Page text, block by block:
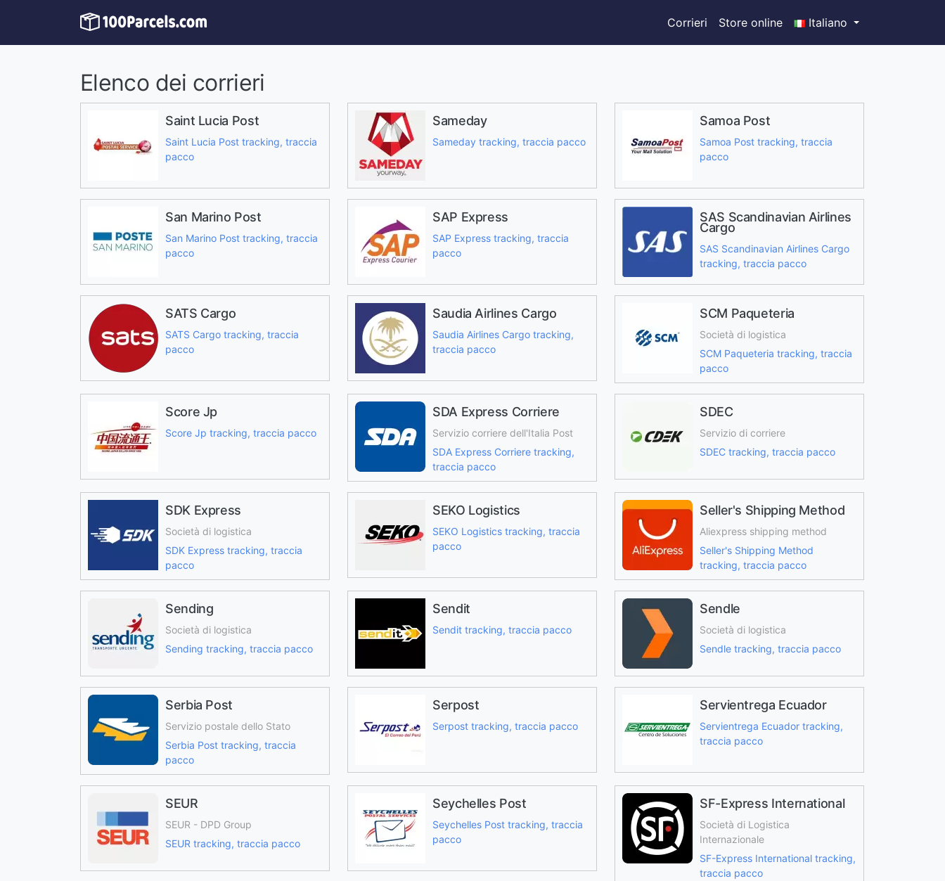
Corrieri Store online Italiano
Elenco dei corrieri
Saint Lucia Post
Saint Lucia Post tracking, traccia
pacco
Sameday
Sameday tracking, traccia pacco
Samoa Post
Samoa Post tracking, traccia
pacco
San Marino Post
San Marino Post tracking, traccia
pacco
SAP Express
SAP Express tracking, traccia
pacco
SAS Scandinavian Airlines
Cargo
SAS Scandinavian Airlines Cargo
tracking, traccia pacco
SATS Cargo
SATS Cargo tracking, traccia
pacco
Saudia Airlines Cargo
Saudia Airlines Cargo tracking,
traccia pacco
SCM Paqueteria
Società di logistica
SCM Paqueteria tracking, traccia
pacco
Score Jp
Score Jp tracking, traccia pacco
SDA Express Corriere
Servizio corriere dell'Italia Post
SDA Express Corriere tracking,
traccia pacco
SDEC
Servizio di corriere
SDEC tracking, traccia pacco
SDK Express
Società di logistica
SDK Express tracking, traccia
pacco
SEKO Logistics
SEKO Logistics tracking, traccia
pacco
Seller's Shipping Method
Aliexpress shipping method
Seller's Shipping Method
tracking, traccia pacco
Sending
Società di logistica
Sending tracking, traccia pacco
Sendit
Sendit tracking, traccia pacco
Sendle
Società di logistica
Sendle tracking, traccia pacco
Serbia Post
Servizio postale dello Stato
Serbia Post tracking, traccia
pacco
Serpost
Serpost tracking, traccia pacco
Servientrega Ecuador
Servientrega Ecuador tracking,
traccia pacco
SEUR
SEUR - DPD Group
SEUR tracking, traccia pacco
Seychelles Post
Seychelles Post tracking, traccia
pacco
SF-Express International
Società di Logistica
Internazionale
SF-Express International tracking,
traccia pacco